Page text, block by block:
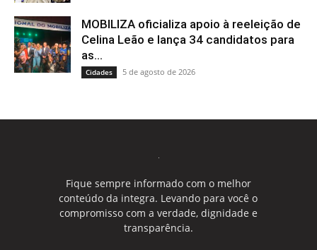
MOBILIZA oficializa apoio à reeleição de
Celina Leão e lança 34 candidatos para
as...
Cidades 5 de agosto de 2026
Fique sempre informado com o melhor
conteúdo da integra. Levando para você o
compromisso com a verdade, dignidade e
transparência.